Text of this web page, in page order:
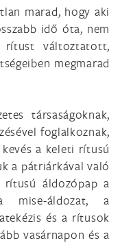
marad, hogy aki
idő óta, nem
változtatott,
megmarad
társaságoknak,
foglalkoznak,
a keleti rítusú
a pátriárkával való
rítusú áldozópap a
mise-áldozat, a
és a rítusok
vasárnapon és a